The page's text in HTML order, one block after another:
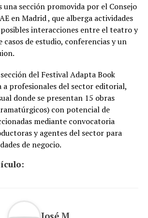
una sección promovida por el Consejo
en Madrid , que alberga actividades
interacciones entre el teatro y
casos de estudio, conferencias y un
del Festival Adapta Book
profesionales del sector editorial,
donde se presentan 15 obras
con potencial de
mediante convocatoria
y agentes del sector para
de negocio.